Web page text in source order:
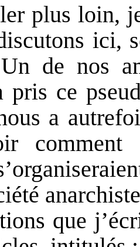
plus loin,
ici,
de nos
pris ce
a
comment
que